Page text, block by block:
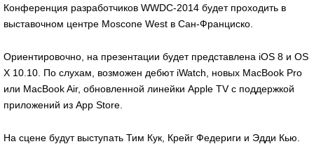
Конференция разработчиков WWDC-2014 будет проходить в
выставочном центре Moscone West в Сан-Франциско.
Ориентировочно, на презентации будет представлена iOS 8 и OS
X 10.10. По слухам, возможен дебют iWatch, новых MacBook Pro
или MacBook Air, обновленной линейки Apple TV с поддержкой
приложений из App Store.
На сцене будут выступать Тим Кук, Крейг Федериги и Эдди Кью.